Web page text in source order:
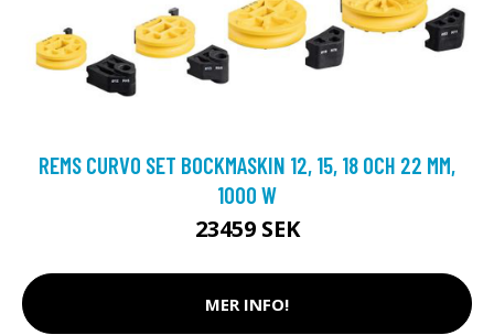
REMS CURVO SET BOCKMASKIN 12, 15, 18 OCH 22 MM,
1000 W
23459 SEK
MER INFO!